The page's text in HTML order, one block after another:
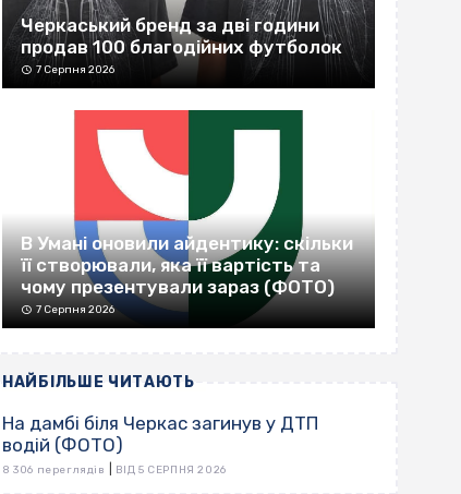
Черкаський бренд за дві години
продав 100 благодійних футболок
7 Серпня 2026
В Умані оновили айдентику: скільки
її створювали, яка її вартість та
чому презентували зараз (ФОТО)
7 Серпня 2026
НАЙБІЛЬШЕ ЧИТАЮТЬ
На дамбі біля Черкас загинув у ДТП
водій (ФОТО)
8 306 переглядів ВІД 5 СЕРПНЯ 2026